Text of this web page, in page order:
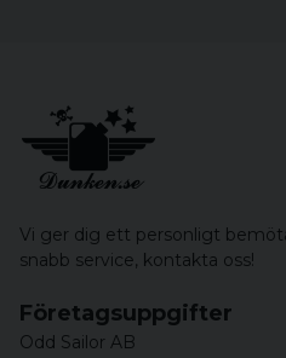
Vi ger dig ett personligt
snabb service, kontakta oss!
Företagsuppgifter
Odd Sailor AB